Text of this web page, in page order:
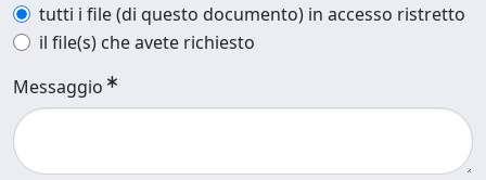
tutti i file (di questo documento) in accesso ristretto
il file(s) che avete richiesto
Messaggio